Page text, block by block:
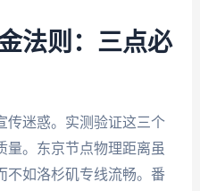
法则：三点必
传迷惑。实测验证这三个
量。东京节点物理距离虽
不如洛杉矶专线流畅。番